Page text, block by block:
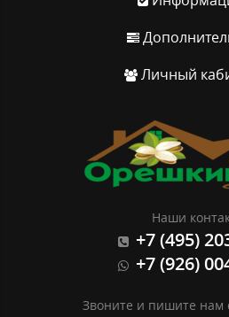
Личный
Наши
+7 (495)
+7 (926)
Звоните и пишите нам